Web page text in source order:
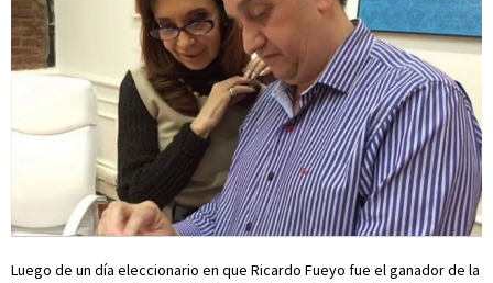
Luego de un día eleccionario en que Ricardo Fueyo fue el ganador de la